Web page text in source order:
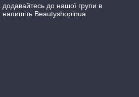
додавайтесь до нашої групи в
Beautyshopinua